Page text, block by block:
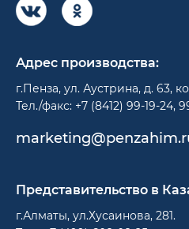
Адрес производства:
г.Пенза, ул. Аустрина, д. 63,
Тел./факс: +7 (8412) 99-19-24,
Представительство в
г.Алматы, ул.Хусаинова, 281.